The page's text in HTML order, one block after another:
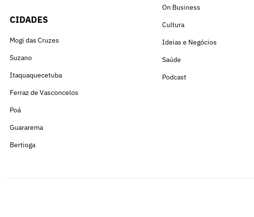
CIDADES
Mogi das Cruzes
Suzano
Itaquaquecetuba
Ferraz de Vasconcelos
Poá
Guararema
Bertioga
On Business
Cultura
Ideias e Negócios
Saúde
Podcast